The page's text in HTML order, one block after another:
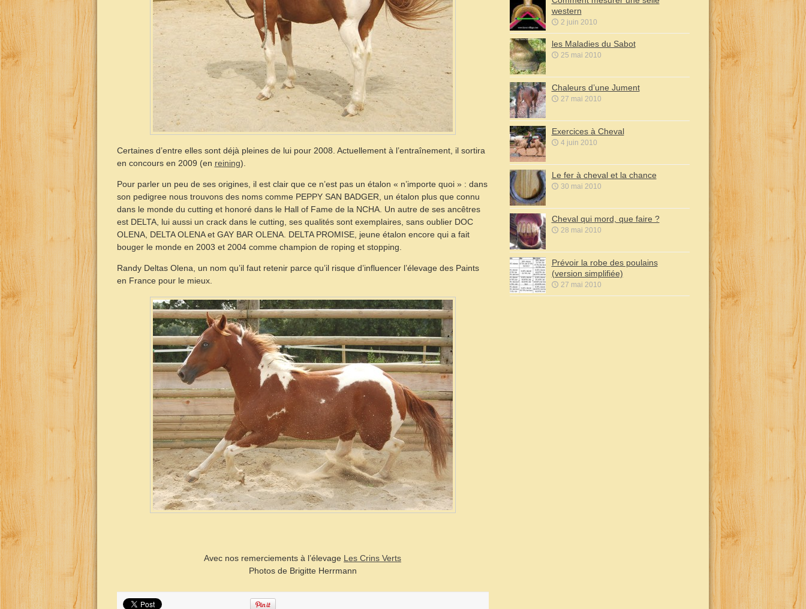
Certaines d’entre elles sont déjà pleines de lui pour 2008. Actuellement à l’entraînement, il sortira
en concours en 2009 (en reining).
Pour parler un peu de ses origines, il est clair que ce n’est pas un étalon « n’importe quoi » : dans
son pedigree nous trouvons des noms comme PEPPY SAN BADGER, un étalon plus que connu
dans le monde du cutting et honoré dans le Hall of Fame de la NCHA. Un autre de ses ancêtres
est DELTA, lui aussi un crack dans le cutting, ses qualités sont exemplaires, sans oublier DOC
OLENA, DELTA OLENA et GAY BAR OLENA. DELTA PROMISE, jeune étalon encore qui a fait
bouger le monde en 2003 et 2004 comme champion de roping et stopping.
Randy Deltas Olena, un nom qu’il faut retenir parce qu’il risque d’influencer l’élevage des Paints
en France pour le mieux.
Avec nos remerciements à l’élevage Les Crins Verts
Photos de Brigitte Herrmann
western
2 juin 2010
les Maladies du Sabot
25 mai 2010
Chaleurs d’une Jument
27 mai 2010
Exercices à Cheval
4 juin 2010
Le fer à cheval et la chance
30 mai 2010
Cheval qui mord, que faire ?
28 mai 2010
Prévoir la robe des poulains
(version simplifiée)
27 mai 2010